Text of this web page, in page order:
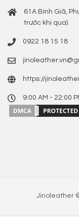
61A Bình Giã,
trước khi qua)
0922 18 15 18
https://
9:00 AM - 22:00
Jinoleather